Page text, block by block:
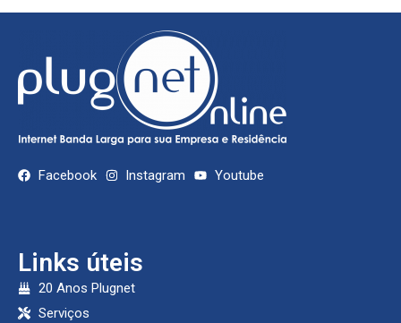
Facebook Instagram Youtube
Links úteis
20 Anos Plugnet
Serviços